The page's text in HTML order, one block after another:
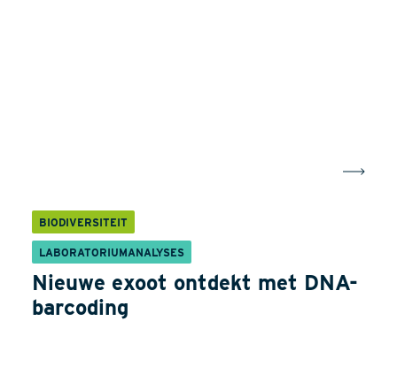
BIODIVERSITEIT
LABORATORIUMANALYSES
Nieuwe exoot ontdekt met DNA-
barcoding